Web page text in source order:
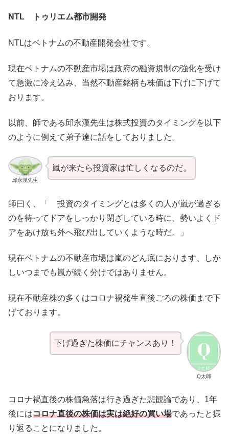
NTL トゥリエム都市開発
NTLはベトナムの不動産開発会社です。
現在ベトナムの不動産市場は政府の融資規制の強化を受け
て急激に冷え込み、当然不動産銘柄も株価は下げに下げて
おります。
以前、師である邱永漢先生は株式投資のタイミングを以下
のように例えて弟子達に話をしておりました。
邱永漢先生
嵐が来たら投資家は忙しくなるのだ。
師曰く、「 投資のタイミングとは多くの人が嵐が過ぎる
のを待ってドアをしっかり閉ざしている時に、勢いよくド
アをあけ放ち外へ飛び出していくような時だ。」
現在ベトナムの不動産市場は嵐のどん底におります、しか
しいつまでも嵐が続く分けではありません。
現在不動産株の多くはコロナ禍発生直後ごろの株価まで下
げております。
Q太郎
下げ過ぎた株価にチャンスあり！
コロナ禍直後の株価急落は行き過ぎた悲観論であり、1年
後にはコロナ直後の株価は実は絶好の買い場であったと振
り返ることになりました。